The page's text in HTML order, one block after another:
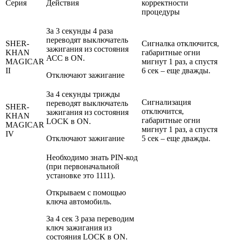
Серия Действия
корректности
процедуры
SHER-
KHAN
MAGICAR
II
За 3 секунды 4 раза
переводят выключатель
зажигания из состояния
АСС в ON.
Отключают зажигание
Сигналка отключится,
габаритные огни
мигнут 1 раз, а спустя
6 сек – еще дважды.
SHER-
KHAN
MAGICAR
IV
За 4 секунды трижды
переводят выключатель
зажигания из состояния
LOCK в ON.
Отключают зажигание
Сигнализация
отключится,
габаритные огни
мигнут 1 раз, а спустя
5 сек – еще дважды.
Необходимо знать PIN-код
(при первоначальной
установке это 1111).
Открываем с помощью
ключа автомобиль.
За 4 сек 3 раза переводим
ключ зажигания из
состояния LOCK в ON.